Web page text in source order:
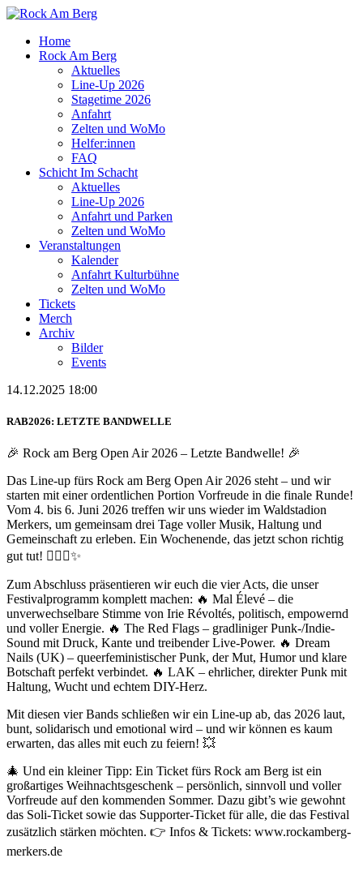
Home
Rock Am Berg
Aktuelles
Line-Up 2026
Stagetime 2026
Anfahrt
Zelten und WoMo
Helfer:innen
FAQ
Schicht Im Schacht
Aktuelles
Line-Up 2026
Anfahrt und Parken
Zelten und WoMo
Veranstaltungen
Kalender
Anfahrt Kulturbühne
Zelten und WoMo
Tickets
Merch
Archiv
Bilder
Events
14.12.2025 18:00
RAB2026: LETZTE BANDWELLE
🎉 Rock am Berg Open Air 2026 – Letzte Bandwelle! 🎉
Das Line-up fürs Rock am Berg Open Air 2026 steht – und wir
starten mit einer ordentlichen Portion Vorfreude in die finale Runde!
Vom 4. bis 6. Juni 2026 treffen wir uns wieder im Waldstadion
Merkers, um gemeinsam drei Tage voller Musik, Haltung und
Gemeinschaft zu erleben. Ein Wochenende, das jetzt schon richtig
gut tut! ✊🏼💚✨
Zum Abschluss präsentieren wir euch die vier Acts, die unser
Festivalprogramm komplett machen: 🔥 Mal Élevé – die
unverwechselbare Stimme von Irie Révoltés, politisch, empowernd
und voller Energie. 🔥 The Red Flags – gradliniger Punk-/Indie-
Sound mit Druck, Kante und treibender Live-Power. 🔥 Dream
Nails (UK) – queerfeministischer Punk, der Mut, Humor und klare
Botschaft perfekt verbindet. 🔥 LAK – ehrlicher, direkter Punk mit
Haltung, Wucht und echtem DIY-Herz.
Mit diesen vier Bands schließen wir ein Line-up ab, das 2026 laut,
bunt, solidarisch und emotional wird – und wir können es kaum
erwarten, das alles mit euch zu feiern! 💥
🎄 Und ein kleiner Tipp: Ein Ticket fürs Rock am Berg ist ein
großartiges Weihnachtsgeschenk – persönlich, sinnvoll und voller
Vorfreude auf den kommenden Sommer. Dazu gibt’s wie gewohnt
das Soli-Ticket sowie das Supporter-Ticket für alle, die das Festival
zusätzlich stärken möchten. 👉 Infos & Tickets: www.rockamberg-
merkers.de